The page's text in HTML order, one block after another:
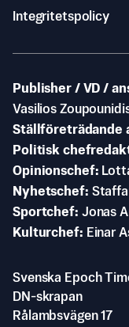
Integritetspolicy
Publisher / VD /
Vasilios
Ställföreträdande
Politisk
Opinionschef
Nyhetschef
Sportchef Jonas
Kulturchef
Einar
Svenska Epoch
DN-skrapan
Rålambsvägen 17